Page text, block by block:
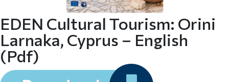
EDEN Cultural Tourism: Orini
Larnaka, Cyprus – English
(pdf)